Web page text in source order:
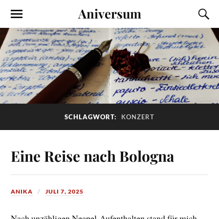
Aniversum
SCHLAGWORT: KONZERT
Eine Reise nach Bologna
ANIKA JULI 7, 2025